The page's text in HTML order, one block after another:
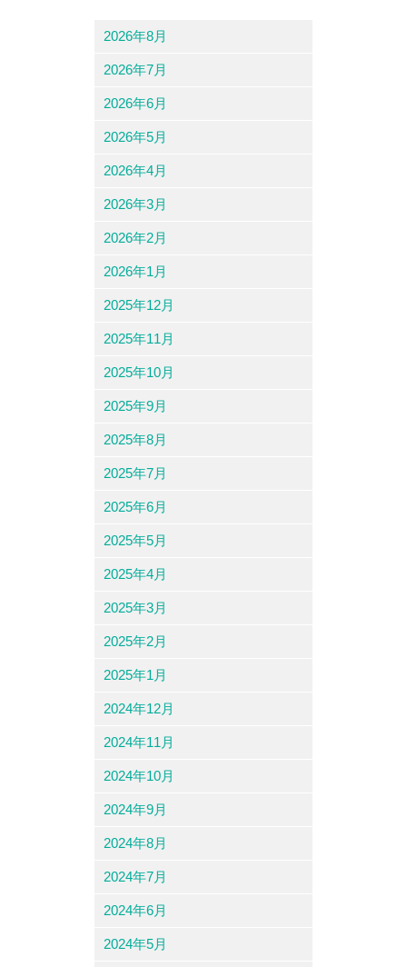
2026年8月
2026年7月
2026年6月
2026年5月
2026年4月
2026年3月
2026年2月
2026年1月
2025年12月
2025年11月
2025年10月
2025年9月
2025年8月
2025年7月
2025年6月
2025年5月
2025年4月
2025年3月
2025年2月
2025年1月
2024年12月
2024年11月
2024年10月
2024年9月
2024年8月
2024年7月
2024年6月
2024年5月